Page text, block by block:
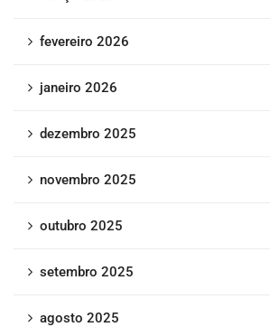
fevereiro 2026
janeiro 2026
dezembro 2025
novembro 2025
outubro 2025
setembro 2025
agosto 2025